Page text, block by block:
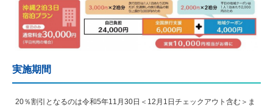
実施期間
20％割引となるのは令和5年11月30日＜12月1日チェックアウト含む＞ま